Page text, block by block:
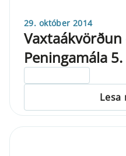
29. október 2014
Peningamála
Lesa